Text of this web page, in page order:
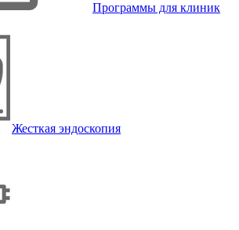
Программы для клиник
Жесткая эндоскопия